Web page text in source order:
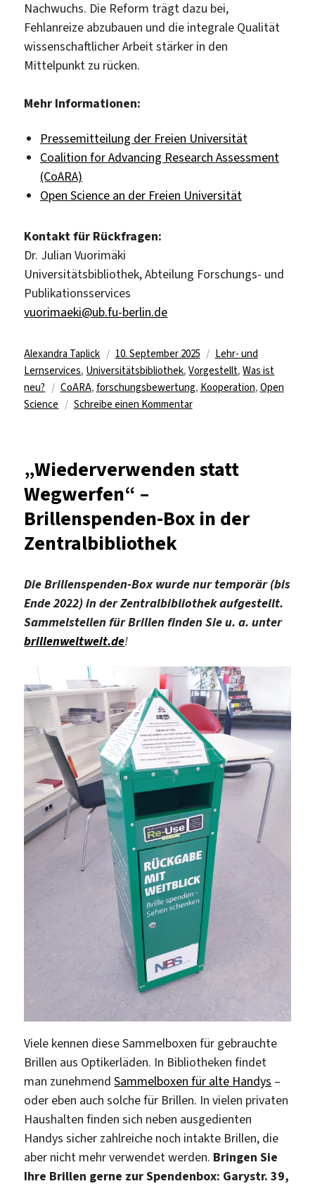
Nachwuchs. Die Reform trägt dazu bei,
Fehlanreize abzubauen und die integrale Qualität
wissenschaftlicher Arbeit stärker in den
Mittelpunkt zu rücken.
Mehr Informationen:
Pressemitteilung der Freien Universität
Coalition for Advancing Research Assessment
(CoARA)
Open Science an der Freien Universität
Kontakt für Rückfragen:
Dr. Julian Vuorimäki
Universitätsbibliothek, Abteilung Forschungs- und
Publikationsservices
vuorimaeki@ub.fu-berlin.de
Autor
Alexandra Taplick
Veröffentlicht
am
10. September 2025 Kategorien
Lehr- und
Lernservices, Universitätsbibliothek,Vorgestellt,Was ist
neu?
Schlagwörter
CoARA, forschungsbewertung, Kooperation, Open
Science
Schreibe einen Kommentarzu
Forschungskultur:
tritt
„Wiederverwenden statt
Wegwerfen“ –
Brillenspenden-Box in der
Zentralbibliothek
Die Brillenspenden-Box wurde nur temporär (bis
Ende 2022) in der Zentralbibliothek aufgestellt.
Sammelstellen für Brillen finden Sie u. a.unter
brillenweltweit.de!
Viele kennen diese Sammelboxen für gebrauchte
Brillen aus Optikerläden. In Bibliotheken findet
man zunehmendSammelboxen für alte Handys –
oder eben auch solche für Brillen. In vielen privaten
Haushalten finden sich neben ausgedienten
Handys sicher zahlreiche noch intakte Brillen, die
aber nicht mehr verwendet werden. Bringen Sie
Ihre Brillen gerne zur Spendenbox: Garystr. 39,